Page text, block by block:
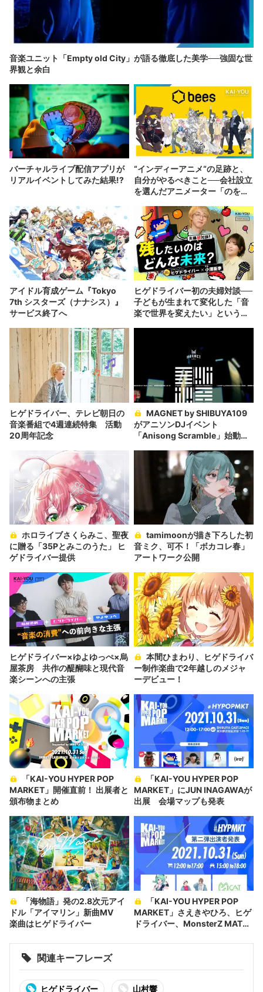
音楽ユニット「Empty old City」が語る徹底した美学──強固な世
界観と余白
バーチャルライブ配信アプリが
リアルイベントしてみた結果!?
“インディーアニメ“の足跡と、
自分がやるべきこと──会社設立
を選んだアニメーター「のを
アイドル育成ゲーム『Tokyo
7th シスターズ（ナナシス）』
サービス終了へ
ヒゲドライバー初の夫婦対談──
子どもが生まれて変化した「音
楽で世界を変えたい」という願
ヒゲドライバー、テレビ朝日の
音楽番組で4週連続特集 活動
20周年記念
がアニソンDJイベント
「Anisong Scramble」始動
に贈る「35Pとみこのうた」 ヒ
ゲドライバー提供
音ミク、可不！「ボカコレ春」
アートワーク公開
ヒゲドライバー×ゆよゆっぺ×烏
屋茶房 共作の醍醐味と現代音
楽シーンへの主張
ー制作楽曲で2年越しのメジャ
ーデビュー！
MARKET」開催直前！ 出展者と
頒布物まとめ
MARKET」にJUN INAGAWAが
出展 会場マップも発表
ドル「アイマリン」新曲MV
楽曲はヒゲドライバー
MARKET」さえきやひろ、ヒゲ
ドライバー、MonsterZ MATE
関連キーフレーズ
ヒゲドライバー 山村響